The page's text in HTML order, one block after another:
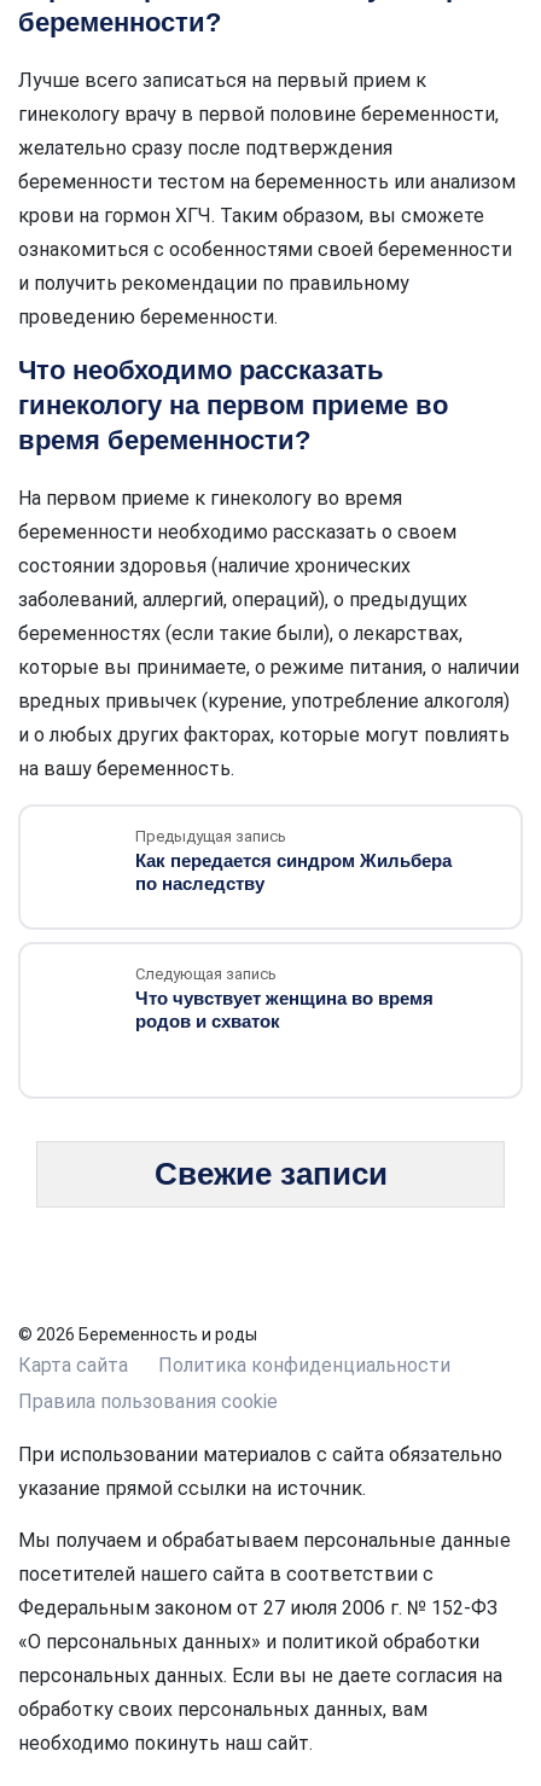
беременности?
Лучше всего записаться на первый прием к
гинекологу врачу в первой половине беременности,
желательно сразу после подтверждения
беременности тестом на беременность или анализом
крови на гормон ХГЧ. Таким образом, вы сможете
ознакомиться с особенностями своей беременности
и получить рекомендации по правильному
проведению беременности.
Что необходимо рассказать
гинекологу на первом приеме во
время беременности?
На первом приеме к гинекологу во время
беременности необходимо рассказать о своем
состоянии здоровья (наличие хронических
заболеваний, аллергий, операций), о предыдущих
беременностях (если такие были), о лекарствах,
которые вы принимаете, о режиме питания, о наличии
вредных привычек (курение, употребление алкоголя)
и о любых других факторах, которые могут повлиять
на вашу беременность.
Предыдущая запись
Как передается синдром Жильбера
по наследству
Следующая запись
Что чувствует женщина во время
родов и схваток
Свежие записи
© 2026 Беременность и роды
Карта сайта
Политика конфиденциальности
Правила пользования cookie
При использовании материалов с сайта обязательно
указание прямой ссылки на источник.
Мы получаем и обрабатываем персональные данные
посетителей нашего сайта в соответствии с
Федеральным законом от 27 июля 2006 г. № 152-ФЗ
«О персональных данных» и политикой обработки
персональных данных. Если вы не даете согласия на
обработку своих персональных данных, вам
необходимо покинуть наш сайт.